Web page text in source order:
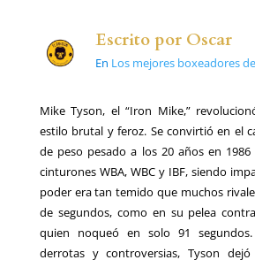
Escrito por Oscar
En Los mejores boxeadores
Mike Tyson, el “Iron Mike,”
estilo brutal y feroz. Se convirtió en el
de peso pesado a los 20 años en
cinturones WBA, WBC y IBF, siendo
poder era tan temido que muchos
de segundos, como en su pelea
quien noqueó en solo 91
derrotas y controversias, Tyson